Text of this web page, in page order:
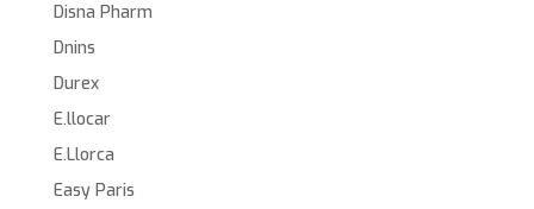
Disna Pharm
Dnins
Durex
E.llocar
E.Llorca
Easy Paris